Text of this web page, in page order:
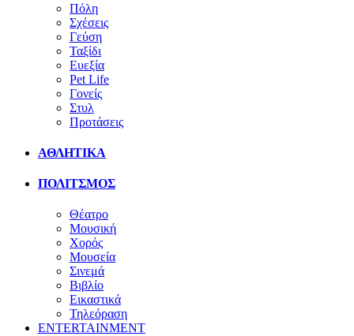
Πόλη
Σχέσεις
Γεύση
Ταξίδι
Ευεξία
Pet Life
Γονείς
Στυλ
Προτάσεις
ΑΘΛΗΤΙΚΑ
ΠΟΛΙΤΣΜΟΣ
Θέατρο
Μουσική
Χορός
Μουσεία
Σινεμά
Βιβλίο
Εικαστικά
Τηλεόραση
ENTERTAINMENT